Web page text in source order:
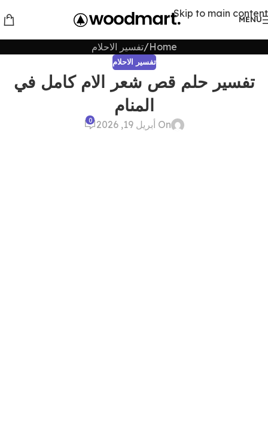
Skip to main content
MENU
Home تفسير الاحلام
تفسير الاحلام
تفسير حلم قص شعر الام كامل في
المنام
On أبريل 19, 2026 0